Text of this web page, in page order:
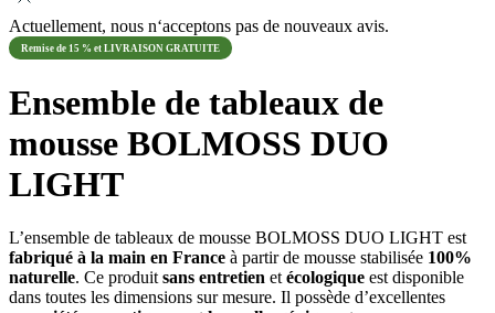
Actuellement, nous n‘acceptons pas de nouveaux avis.
Remise de 15 % et LIVRAISON GRATUITE
Ensemble de tableaux de
mousse BOLMOSS DUO
LIGHT
L’ensemble de tableaux de mousse BOLMOSS DUO LIGHT est
fabriqué à la main en France à partir de mousse stabilisée 100%
naturelle. Ce produitsans entretien etécologique est disponible
dans toutes les dimensions sur mesure. Il possède d’excellentes